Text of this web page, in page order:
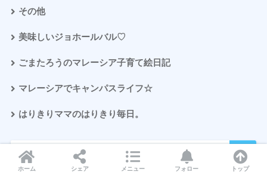
その他
美味しいジョホールバル♡
ごまたろうのマレーシア子育て絵日記
マレーシアでキャンパスライフ☆
はりきりママのはりきり毎日。
ホーム シェア メニュー フォロー トップ